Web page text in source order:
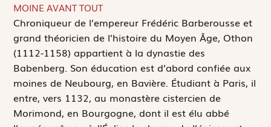
MOINE AVANT TOUT
Chroniqueur de l’empereur Frédéric Barberousse et
grand théoricien de l’histoire du Moyen Âge, Othon
(1112-1158) appartient à la dynastie des
Babenberg. Son éducation est d’abord confiée aux
moines de Neubourg, en Bavière. Étudiant à Paris, il
entre, vers 1132, au monastère cistercien de
Morimond, en Bourgogne, dont il est élu abbé